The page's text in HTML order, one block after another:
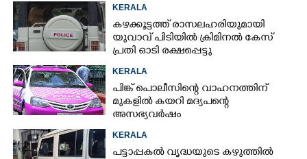
KERALA
കഴക്കൂട്ടത്ത് രാസലഹരിയുമായി
യുവാവ് പിടിയിൽ ക്രിമിനൽ കേസ്
പ്രതി ഓടി രക്ഷപ്പെട്ടു
KERALA
പിങ്ക് പൊലീസിന്റെ വാഹനത്തിന്
മുകളിൽ കയറി മദ്യപന്റെ
അസഭ്യവ‌ർഷം
KERALA
പട്ടാപ്പകൽ വൃദ്ധയുടെ കഴുത്തിൽ